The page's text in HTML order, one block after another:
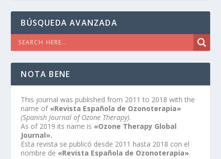
BÚSQUEDA AVANZADA
NOTA BENE
This journal was published from 2011 to 2018 with the
name of «Revista Española de Ozonoterapia»
(Spanish Journal of Ozone Therapy).
As of 2019 its name is «Ozone Therapy Global
Journal».
Esta revista se publicó desde 2011 hasta 2018 con el
nombre de «Revista Española de Ozonoterapia».